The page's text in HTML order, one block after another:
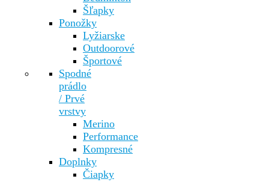
Šľapky
Ponožky
Lyžiarske
Outdoorové
Športové
Spodné
prádlo
/ Prvé
vrstvy
Merino
Performance
Kompresné
Doplnky
Čiapky